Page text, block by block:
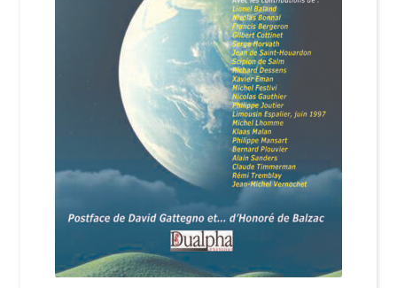
Politique de confidentialité et cookies
Qui sommes-nous ?
Soutien à Philippe Randa
Suivi de la Commande